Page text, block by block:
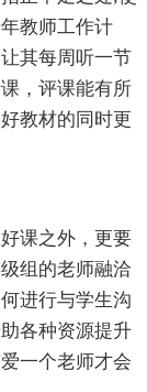
教师工作计
其每周听一节
，评课能有所
教材的同时更
课之外，更要
组的老师融洽
进行与学生沟
各种资源提升
一个老师才会